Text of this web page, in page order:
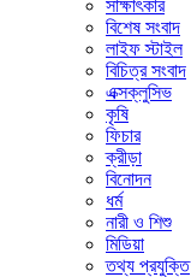
সাক্ষাৎকার
বিশেষ সংবাদ
লাইফ স্টাইল
বিচিত্র সংবাদ
এক্সক্লুসিভ
কৃষি
ফিচার
ক্রীড়া
বিনোদন
ধর্ম
নারী ও শিশু
মিডিয়া
তথ্য প্রযুক্তি